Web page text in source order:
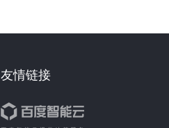
友情链接